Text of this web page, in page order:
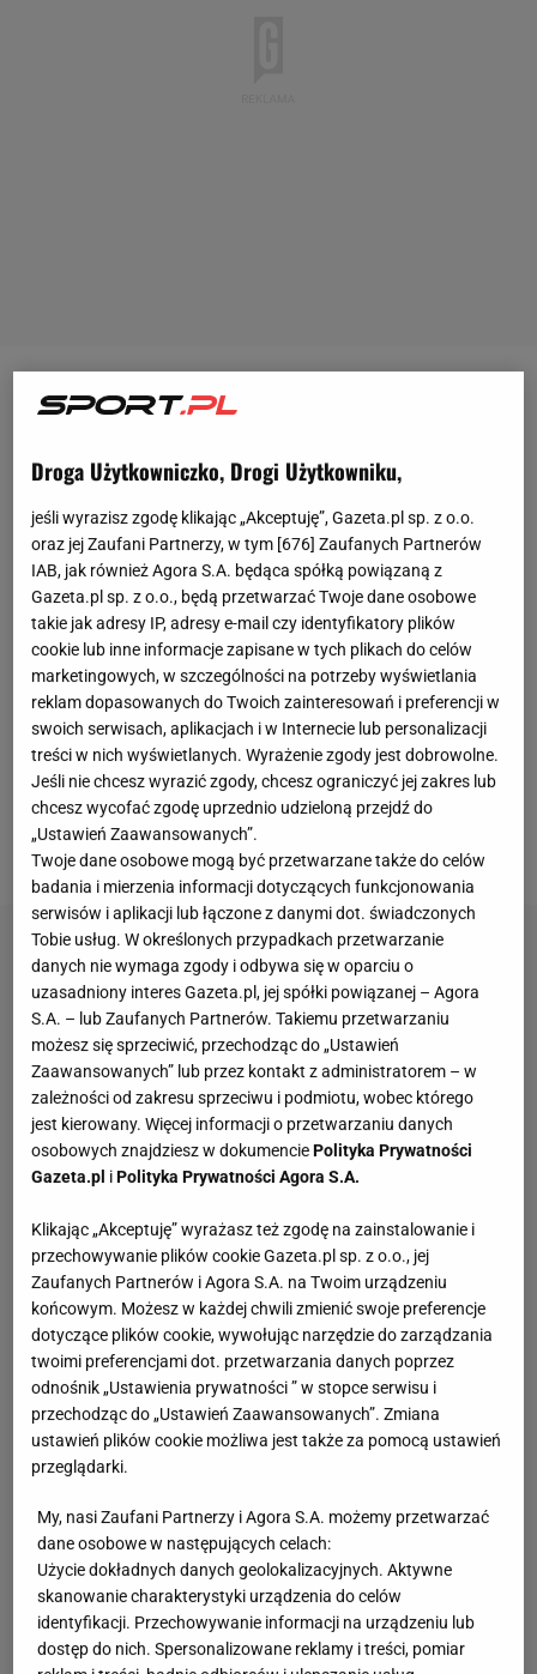
W drugiej rundzie doczekają się mundialu dwa
i Bydgoszcz. Tam zagrają drużyny z grupy E, czyli tej
Łodzi. W najbliższą środę - z drużyną, która
awansowała z grupy D z trzeciego miejsca, w
czwartek - z tą, która awansowała z czwartego
miejsca, w sobotę (w piątek jest dzień przerwy) z
Iranem, a w niedzielę z Francuzami, w meczu który
może zdecydować o tym, kto wygra grupę w drugiej
rundzie. A jeśli Polacy awansują do rundy trzeciej,
decydującej o awansie dopółfinału, to również te
dwa spotkania trzeciej rundy - 16 lub 17, i 18
września - zagrają w Łodzi.
Droga Użytkowniczko, Drogi Użytkowniku,
jeśli wyrazisz zgodę klikając „Akceptuję”, Gazeta.pl sp. z o.o.
oraz jej Zaufani Partnerzy, w tym [676] Zaufanych Partnerów
IAB, jak również Agora S.A. będąca spółką powiązaną z
Gazeta.pl sp. z o.o., będą przetwarzać Twoje dane osobowe
takie jak adresy IP, adresy e-mail czy identyfikatory plików
cookie lub inne informacje zapisane w tych plikach do celów
marketingowych, w szczególności na potrzeby wyświetlania
reklam dopasowanych do Twoich zainteresowań i preferencji w
swoich serwisach, aplikacjach i w Internecie lub personalizacji
treści w nich wyświetlanych. Wyrażenie zgody jest dobrowolne.
Jeśli nie chcesz wyrazić zgody, chcesz ograniczyć jej zakres lub
chcesz wycofać zgodę uprzednio udzieloną przejdź do
„Ustawień Zaawansowanych”.
Twoje dane osobowe mogą być przetwarzane także do celów
badania i mierzenia informacji dotyczących funkcjonowania
serwisów i aplikacji lub łączone z danymi dot. świadczonych
Tobie usług. W określonych przypadkach przetwarzanie
danych nie wymaga zgody i odbywa się w oparciu o
uzasadniony interes Gazeta.pl, jej spółki powiązanej – Agora
S.A. – lub Zaufanych Partnerów. Takiemu przetwarzaniu
możesz się sprzeciwić, przechodząc do „Ustawień
Zaawansowanych” lub przez kontakt z administratorem – w
zależności od zakresu sprzeciwu i podmiotu, wobec którego
jest kierowany. Więcej informacji o przetwarzaniu danych
osobowych znajdziesz w dokumenciePolityka Prywatności
Gazeta.pl iPolityka Prywatności Agora S.A.
Klikając „Akceptuję” wyrażasz też zgodę na zainstalowanie i
przechowywanie plików cookie Gazeta.pl sp. z o.o., jej
Zaufanych Partnerów i Agora S.A. na Twoim urządzeniu
końcowym. Możesz w każdej chwili zmienić swoje preferencje
dotyczące plików cookie, wywołując narzędzie do zarządzania
twoimi preferencjami dot. przetwarzania danych poprzez
odnośnik „Ustawienia prywatności ” w stopce serwisu i
przechodząc do „Ustawień Zaawansowanych”. Zmiana
ustawień plików cookie możliwa jest także za pomocą ustawień
przeglądarki.
My, nasi Zaufani Partnerzy i Agora S.A. możemy przetwarzać
dane osobowe w następujących celach:
Użycie dokładnych danych geolokalizacyjnych. Aktywne
skanowanie charakterystyki urządzenia do celów
identyfikacji. Przechowywanie informacji na urządzeniu lub
dostęp do nich. Spersonalizowane reklamy i treści, pomiar